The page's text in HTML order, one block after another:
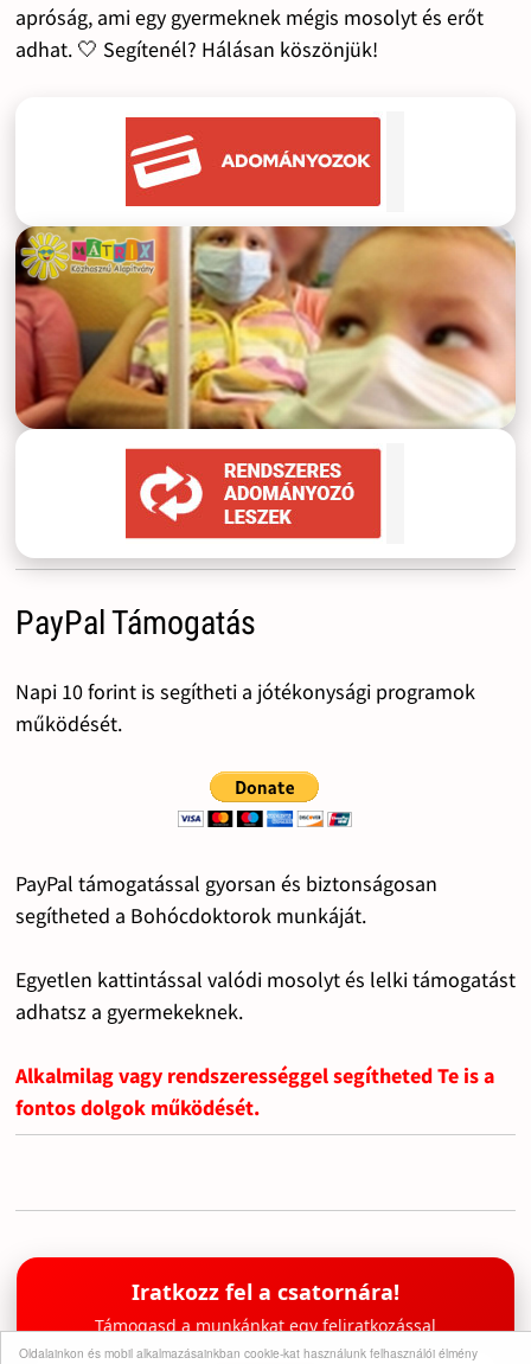
Oldalainkon és mobil alkalmazásainkban cookie-kat használunk felhasználói élmény
apróság, ami egy gyermeknek mégis mosolyt és erőt
adhat. 🤍 Segítenél? Hálásan köszönjük!
PayPal Támogatás
Napi 10 forint is segítheti a jótékonysági programok
működését.
PayPal támogatással gyorsan és biztonságosan
segítheted a Bohócdoktorok munkáját.
Egyetlen kattintással valódi mosolyt és lelki támogatást
adhatsz a gyermekeknek.
Alkalmilag vagy rendszerességgel segítheted Te is a
fontos dolgok működését.
Iratkozz fel a csatornára!
Támogasd a munkánkat egy feliratkozással